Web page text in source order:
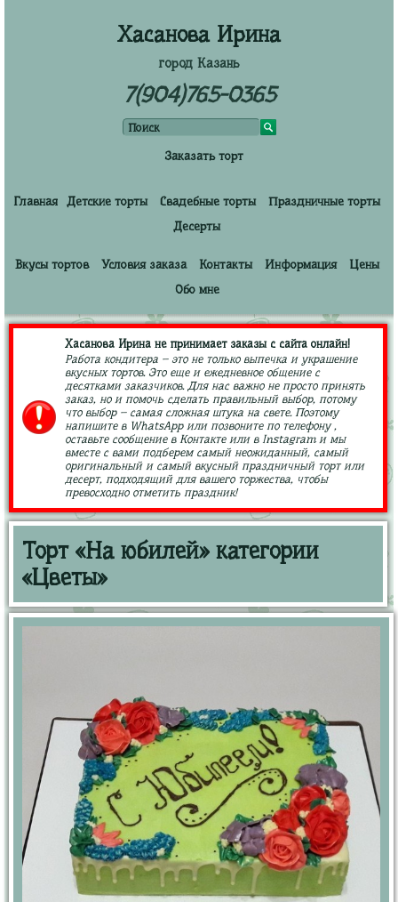
Хасанова Ирина
город Казань
7(904)765-0365
Заказать торт
Главная Детские торты Свадебные торты
Праздничные торты
Десерты
Вкусы тортов Условия заказа Контакты Информация
Цены
Обо мне
Хасанова Ирина не принимает заказы с сайта онлайн!
Работа кондитера – это не только выпечка и украшение
вкусных тортов. Это еще и ежедневное общение с
десятками заказчиков. Для нас важно не просто принять
заказ, но и помочь сделать правильный выбор, потому
что выбор – самая сложная штука на свете. Поэтому
напишите в WhatsApp или позвоните по телефону ,
оставьте сообщение в Контакте или в Instagram и мы
вместе с вами подберем самый неожиданный, самый
оригинальный и самый вкусный праздничный торт или
десерт, подходящий для вашего торжества, чтобы
превосходно отметить праздник!
Торт «На юбилей» категории
«Цветы»